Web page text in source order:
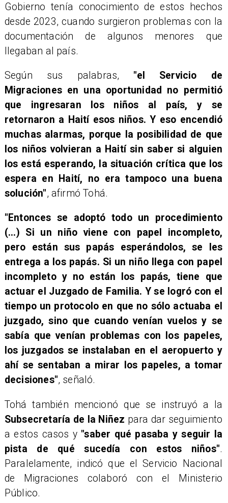
Gobierno tenía conocimiento de estos hechos
desde 2023, cuando surgieron problemas con la
documentación de algunos menores que
llegaban al país.
Según sus palabras, "el Servicio de
Migraciones en una oportunidad no permitió
que ingresaran los niños al país, y se
retornaron a Haití esos niños. Y eso encendió
muchas alarmas, porque la posibilidad de que
los niños volvieran a Haití sin saber si alguien
los está esperando, la situación crítica que los
espera en Haití, no era tampoco una buena
solución", afirmó Tohá.
"Entonces se adoptó todo un procedimiento
(...) Si un niño viene con papel incompleto,
pero están sus papás esperándolos, se les
entrega a los papás. Si un niño llega con papel
incompleto y no están los papás, tiene que
actuar el Juzgado de Familia. Y se logró con el
tiempo un protocolo en que no sólo actuaba el
juzgado, sino que cuando venían vuelos y se
sabía que venían problemas con los papeles,
los juzgados se instalaban en el aeropuerto y
ahí se sentaban a mirar los papeles, a tomar
decisiones", señaló.
Tohá también mencionó que se instruyó a la
Subsecretaría de la Niñez para dar seguimiento
a estos casos y "saber qué pasaba y seguir la
pista de qué sucedía con estos niños".
Paralelamente, indicó que el Servicio Nacional
de Migraciones colaboró con el Ministerio
Público.